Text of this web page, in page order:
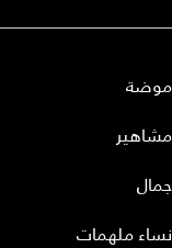
موضة
مشاهير
جمال
نساء ملهمات